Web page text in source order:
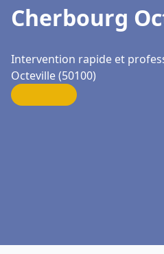
Cherbourg
Intervention rapide et
Octeville (50100)